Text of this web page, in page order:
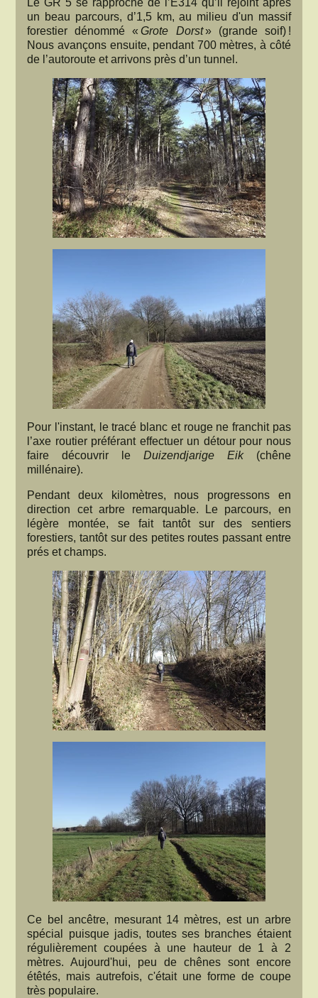
Le GR 5 se rapproche de l’E314 qu’il rejoint après
un beau parcours, d’1,5 km, au milieu d'un massif
forestier dénommé «Grote Dorst» (grande soif) !
Nous avançons ensuite, pendant 700 mètres, à côté
de l’autoroute et arrivons près d’un tunnel.
Pour l'instant, le tracé blanc et rouge ne franchit pas
l’axe routier préférant effectuer un détour pour nous
faire découvrir le Duizendjarige Eik(chêne
millénaire).
Pendant deux kilomètres, nous progressons en
direction cet arbre remarquable. Le parcours, en
légère montée, se fait tantôt sur des sentiers
forestiers, tantôt sur des petites routes passant entre
prés et champs.
Ce bel ancêtre, mesurant 14 mètres, est un arbre
spécial puisque jadis, toutes ses branches étaient
régulièrement coupées à une hauteur de 1 à 2
mètres. Aujourd'hui, peu de chênes sont encore
étêtés, mais autrefois, c'était une forme de coupe
très populaire.